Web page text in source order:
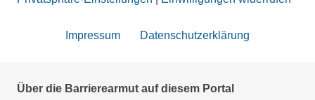
Impressum Datenschutzerklärung
Über die Barrierearmut auf diesem Portal